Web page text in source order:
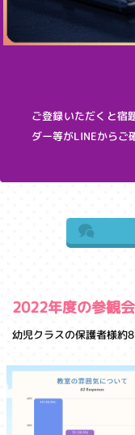
ご登録いただくと宿
ダー等がLINEからご
2022年度の参観
幼児クラスの保護者様約